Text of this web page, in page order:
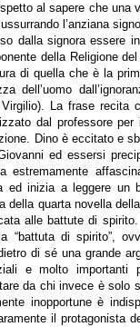
al sapere che una
l’anziana
dalla signora essere
della Religione
di quella che è la
dell’uomo
La frase recita
dal professore
Dino è eccitato e
ed essersi
estremamente
ed inizia a leggere un
della quarta novella
alle battute di
“battuta di spirito”,
di sé una grande
e molto importanti
da chi invece è solo
inopportune è
il protagonista